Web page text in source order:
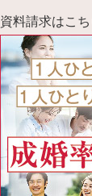
資料請求はこ